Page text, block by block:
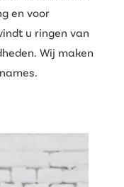
en voor
u ringen van
Wij maken